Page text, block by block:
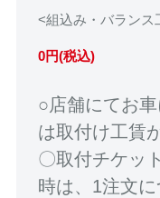
<組込み・バランス
0円(税込)
○店舗にてお
は取付け工賃
〇取付チケッ
時は、1注文